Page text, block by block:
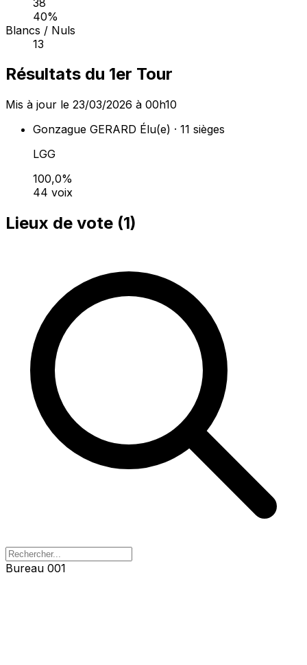
40%
Blancs / Nuls
13
Résultats du 1er Tour
Mis à jour le 23/03/2026 à 00h10
Gonzague GERARD Élu(e) · 11 sièges
LGG
100,0%
44 voix
Lieux de vote (1)
Bureau 001